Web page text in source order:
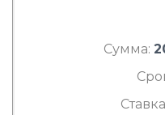
Сумма: